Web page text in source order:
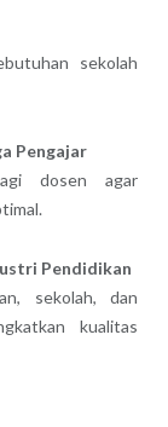
sekolah
Pengajar
dosen agar
Pendidikan
sekolah, dan
kualitas